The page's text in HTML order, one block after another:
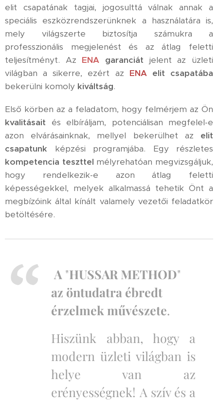
elit csapatának tagjai, jogosulttá válnak annak a
speciális eszközrendszerünknek a használatára is,
mely világszerte biztosítja számukra a
professzionális megjelenést és az átlag feletti
teljesítményt. Az ENA garanciát jelent az üzleti
világban a sikerre, ezért az ENA elit csapatába
bekerülni komoly kiváltság.
Első körben az a feladatom, hogy felmérjem az Ön
kvalitásait és elbíráljam, potenciálisan megfelel-e
azon elvárásainknak, mellyel bekerülhet az elit
csapatunk képzési programjába. Egy részletes
kompetencia teszttel mélyrehatóan megvizsgáljuk,
hogy rendelkezik-e azon átlag feletti
képességekkel, melyek alkalmassá tehetik Önt a
megbízóink által kínált valamely vezetői feladatkör
betöltésére.
A "HUSSAR METHOD"
az öntudatra ébredt
érzelmek művészete.
Hiszünk abban, hogy a
modern üzleti világban is
helye van az
erényességnek! A szív és a